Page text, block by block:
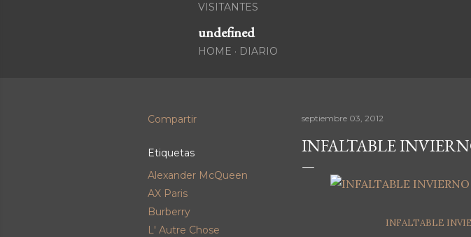
VISITANTES
undefned
HOME DIARIO
Compartir
Etiquetas
Alexander McQueen
AX Paris
Burberry
L' Autre Chose
septiembre 03, 2012
INFALTABLE
INFALTABLE